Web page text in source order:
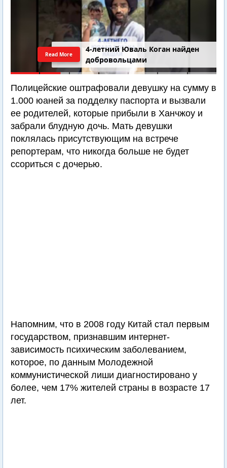
4-летний Юваль Коган найден
добровольцами
Read More
Полицейские оштрафовали девушку на сумму в
1.000 юаней за подделку паспорта и вызвали
ее родителей, которые прибыли в Ханчжоу и
забрали блудную дочь. Мать девушки
поклялась присутствующим на встрече
репортерам, что никогда больше не будет
ссориться с дочерью.
Напомним, что в 2008 году Китай стал первым
государством, признавшим интернет-
зависимость психическим заболеванием,
которое, по данным Молодежной
коммунистической лиши диагностировано у
более, чем 17% жителей страны в возрасте 17
лет.